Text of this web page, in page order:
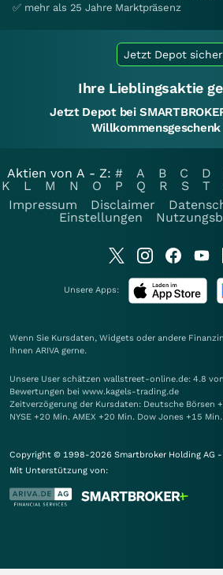
✅ mehr als 25 Jahre Marktpräsenz
Jetzt Depot
Ihre Lieblingsaktie
Jetzt Depot bei
Aktien von A - Z: # A B C D
K
L M N O P Q R S T
Impressum
Disclaimer
Einstellungen
Unsere Apps:
Wenn Sie Kursdaten, Widgets oder andere
Ihnen ARIVA gerne.
Unsere User schätzen wallstreet-online.de: 4.8
Bewertungen bei www.kagels-trading.de
Zeitverzögerung der Kursdaten: Deutsche Börsen
NYSE +20 Min. AMEX +20 Min. Dow Jones +15
Copyright © 1998-2026 Smartbroker Holding AG
Mit Unterstützung von: